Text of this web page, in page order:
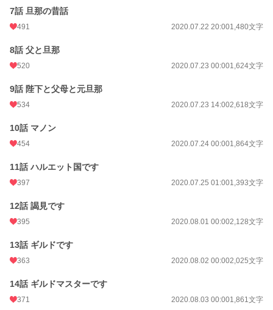
7話 旦那の昔話
491 2020.07.22 20:001,480文字
8話 父と旦那
520 2020.07.23 00:001,624文字
9話 陛下と父母と元旦那
534 2020.07.23 14:002,618文字
10話 マノン
454 2020.07.24 00:001,864文字
11話 ハルエット国です
397 2020.07.25 01:001,393文字
12話 謁見です
395 2020.08.01 00:002,128文字
13話 ギルドです
363 2020.08.02 00:002,025文字
14話 ギルドマスターです
371 2020.08.03 00:001,861文字